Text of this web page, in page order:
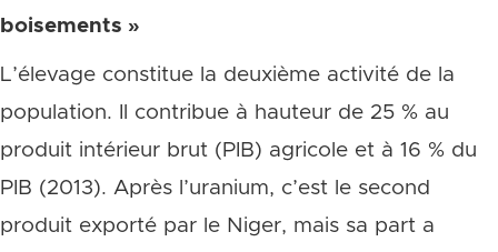
boisements »
L’élevage constitue la deuxième activité de la
population. Il contribue à hauteur de 25 % au
produit intérieur brut (PIB) agricole et à 16 % du
PIB (2013). Après l’uranium, c’est le second
produit exporté par le Niger, mais sa part a